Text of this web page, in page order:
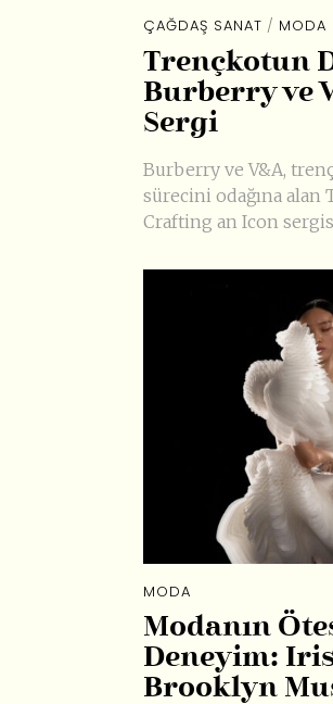
ÇAĞDAŞ SANAT / MODA
Trençkotun
Burberry ve
Sergi
Burberry ve V&A,
sürecini odağına
Crafting an Icon
MODA
Modanın
Deneyim:
Brooklyn